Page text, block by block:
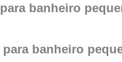
banheiro
banheiro